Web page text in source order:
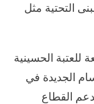
التحتية مثل
للعتبة الحسينية
الجديدة في
القطاع